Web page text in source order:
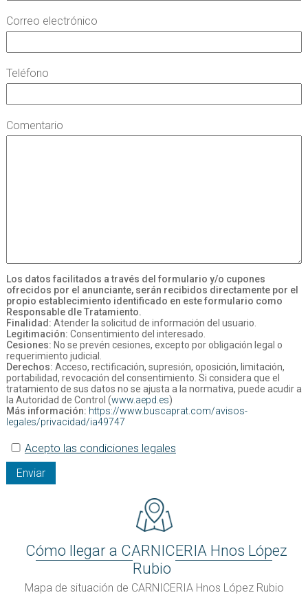
Correo electrónico
Teléfono
Comentario
Los datos facilitados a través del formulario y/o cupones
ofrecidos por el anunciante, serán recibidos directamente por el
propio establecimiento identificado en este formulario como
Responsable dle Tratamiento.
Finalidad: Atender la solicitud de información del usuario.
Legitimación: Consentimiento del interesado.
Cesiones: No se prevén cesiones, excepto por obligación legal o
requerimiento judicial.
Derechos: Acceso, rectificación, supresión, oposición, limitación,
portabilidad, revocación del consentimiento. Si considera que el
tratamiento de sus datos no se ajusta a la normativa, puede acudir a
la Autoridad de Control (www.aepd.es)
Más información: https://www.buscaprat.com/avisos-
legales/privacidad/ia49747
Acepto las condiciones legales
Enviar
Cómo llegar a CARNICERIA Hnos López
Rubio
Mapa de situación de CARNICERIA Hnos López Rubio